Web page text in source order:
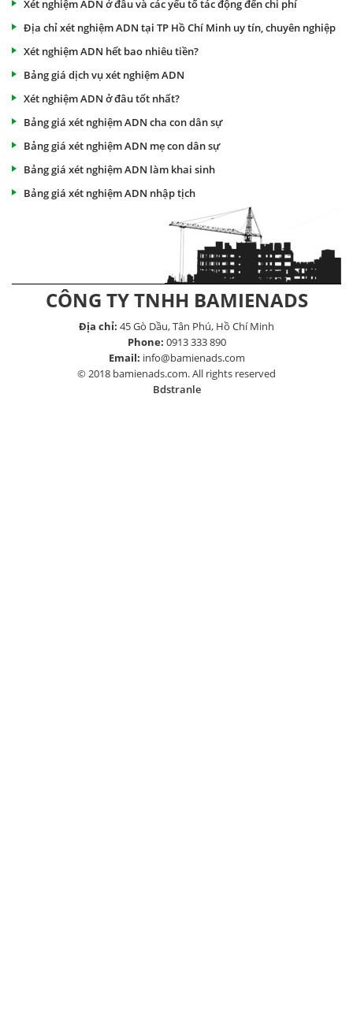
Xét nghiệm ADN ở đâu và các yếu tố tác động đến chi phí
Địa chỉ xét nghiệm ADN tại TP Hồ Chí Minh uy tín, chuyên nghiệp
Xét nghiệm ADN hết bao nhiêu tiền?
Bảng giá dịch vụ xét nghiệm ADN
Xét nghiệm ADN ở đâu tốt nhất?
Bảng giá xét nghiệm ADN cha con dân sự
Bảng giá xét nghiệm ADN mẹ con dân sự
Bảng giá xét nghiệm ADN làm khai sinh
Bảng giá xét nghiệm ADN nhập tịch
CÔNG TY TNHH BAMIENADS
Địa chỉ: 45 Gò Dầu, Tân Phú, Hồ Chí Minh
Phone: 0913 333 890
Email: info@bamienads.com
© 2018 bamienads.com. All rights reserved
Bdstranle